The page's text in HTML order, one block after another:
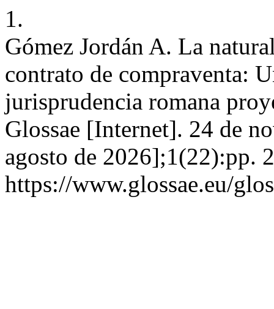
1.
Gómez Jordán A. La
contrato de compraventa:
jurisprudencia romana
Glossae [Internet]. 24 de
agosto de 2026];1(22):pp.
https://www.glossae.eu/